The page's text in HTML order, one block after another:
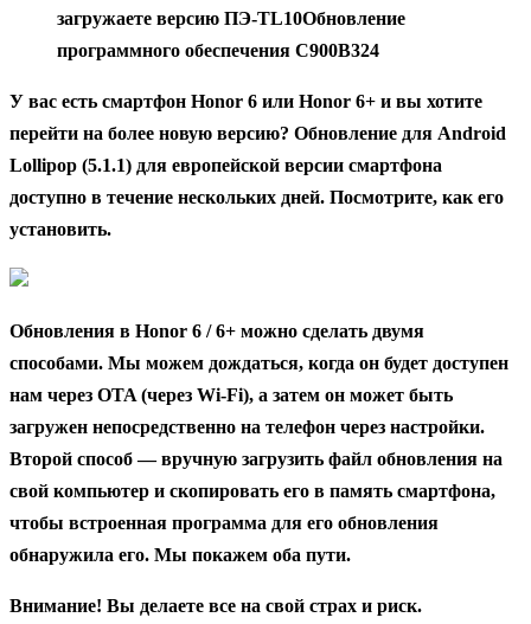
загружаете версию ПЭ-TL10Обновление
программного обеспечения C900B324
У вас есть смартфон Honor 6 или Honor 6+ и вы хотите
перейти на более новую версию? Обновление для Android
Lollipop (5.1.1) для европейской версии смартфона
доступно в течение нескольких дней. Посмотрите, как его
установить.
Обновления в Honor 6 / 6+ можно сделать двумя
способами. Мы можем дождаться, когда он будет доступен
нам через OTA (через Wi-Fi), а затем он может быть
загружен непосредственно на телефон через настройки.
Второй способ — вручную загрузить файл обновления на
свой компьютер и скопировать его в память смартфона,
чтобы встроенная программа для его обновления
обнаружила его. Мы покажем оба пути.
Внимание! Вы делаете все на свой страх и риск.